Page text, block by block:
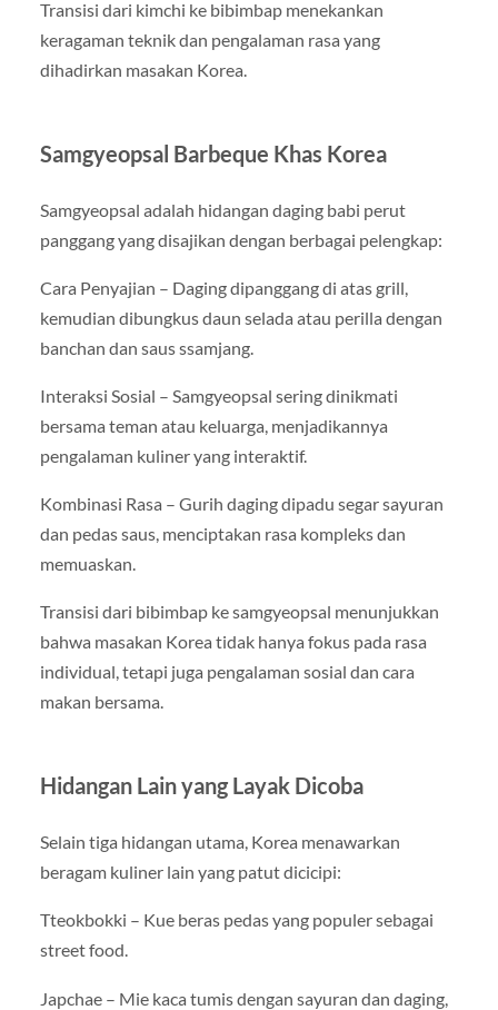
Transisi dari kimchi ke bibimbap menekankan
keragaman teknik dan pengalaman rasa yang
dihadirkan masakan Korea.
Samgyeopsal Barbeque Khas Korea
Samgyeopsal adalah hidangan daging babi perut
panggang yang disajikan dengan berbagai pelengkap:
Cara Penyajian – Daging dipanggang di atas grill,
kemudian dibungkus daun selada atau perilla dengan
banchan dan saus ssamjang.
Interaksi Sosial – Samgyeopsal sering dinikmati
bersama teman atau keluarga, menjadikannya
pengalaman kuliner yang interaktif.
Kombinasi Rasa – Gurih daging dipadu segar sayuran
dan pedas saus, menciptakan rasa kompleks dan
memuaskan.
Transisi dari bibimbap ke samgyeopsal menunjukkan
bahwa masakan Korea tidak hanya fokus pada rasa
individual, tetapi juga pengalaman sosial dan cara
makan bersama.
Hidangan Lain yang Layak Dicoba
Selain tiga hidangan utama, Korea menawarkan
beragam kuliner lain yang patut dicicipi:
Tteokbokki – Kue beras pedas yang populer sebagai
street food.
Japchae – Mie kaca tumis dengan sayuran dan daging,